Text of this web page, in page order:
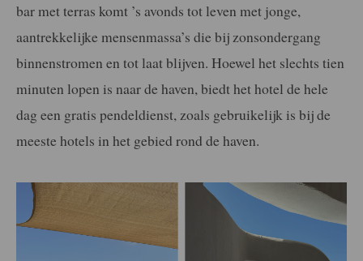
bar met terras komt ’s avonds tot leven met jonge,
aantrekkelijke mensenmassa’s die bij zonsondergang
binnenstromen en tot laat blijven. Hoewel het slechts tien
minuten lopen is naar de haven, biedt het hotel de hele
dag een gratis pendeldienst, zoals gebruikelijk is bij de
meeste hotels in het gebied rond de haven.